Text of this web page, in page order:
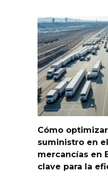
Cómo
suministro en
mercancías en
clave para la